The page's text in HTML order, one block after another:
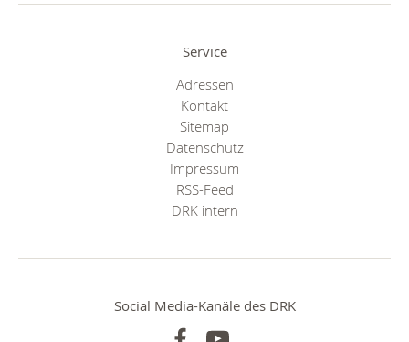
Service
Adressen
Kontakt
Sitemap
Datenschutz
Impressum
RSS-Feed
DRK intern
Social Media-Kanäle des DRK